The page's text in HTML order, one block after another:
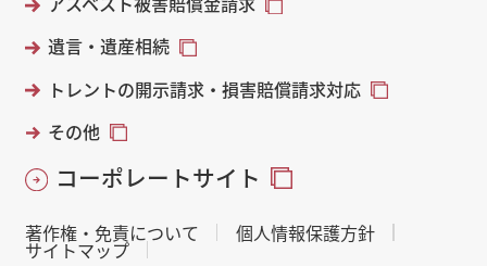
遺言・遺産相続
トレントの開示請求・損害賠償請求対応
その他
コーポレートサイト
著作権・免責について 個人情報保護方針
サイトマップ